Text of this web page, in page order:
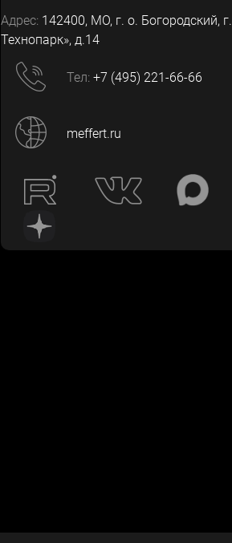
Адрес: 142400, МО, г. о. Богородский, г.
Технопарк», д.14
Тел: +7 (495) 221-66-66
meffert.ru